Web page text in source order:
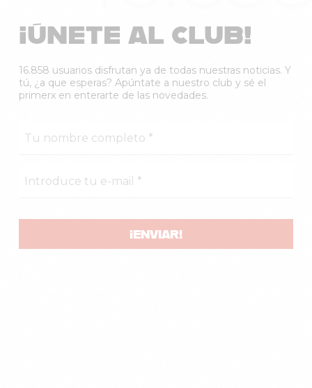
¡ÚNETE AL CLUB!
16.858 usuarios disfrutan ya de todas nuestras noticias. Y
tú, ¿a que esperas? Apúntate a nuestro club y sé el
primerx en enterarte de las novedades.